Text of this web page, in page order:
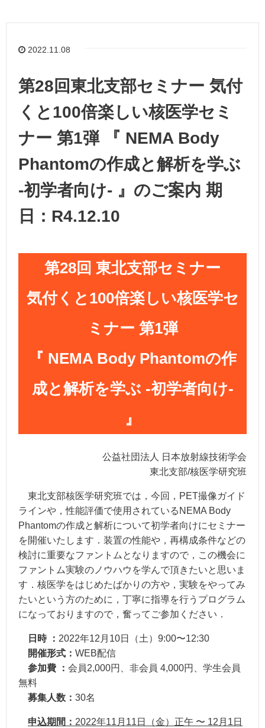
2022.11.08
第28回東北支部セミナー 気付
くと100倍楽しい核医学セミ
ナー 第1弾 『 NEMA Body
Phantomの作成と解析を学ぶ
-初学者向け- 』のご案内 期
日：R4.12.10
第28回 東北支部セミナー
気付くと100倍楽しい核医学セ
ミナー 第1弾
『 NEMA Body Phantomの作
成と解析を学ぶ -初学者向け-
』
公益社団法人 日本放射線技術学会
東北支部/核医学研究班
東北支部核医学研究班では，今回，PET撮像ガイド
ラインや，性能評価で使用されているNEMA Body
Phantomの作成と解析について初学者向けにセミナー
を開催いたします．装置の性能や，再構成条件などの
検討に重要なファントムとなりますので，この機会に
ファントム実験のノウハウを学んで頂きたいと思いま
す．核医学をはじめたばかりの方や，実験をやってみ
たいという方のために，丁寧に指導を行うプログラム
になっておりますので，奮ってご参加ください．
日時 ： 2022年12月10日（土）9:00〜12:30
開催形式： WEB配信
参加費 ： 会員2,000円、非会員 4,000円、学生会員
無料
募集人数： 30名
申込期間： 2022年11月11日（金）正午 〜 12月1日